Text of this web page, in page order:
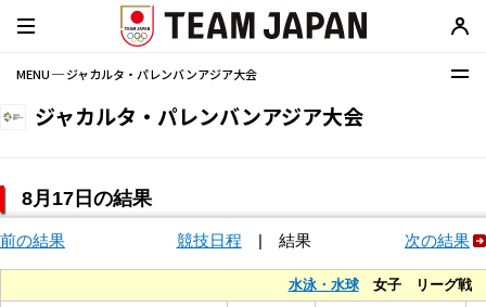
MENU ─ ジャカルタ・パレンバンアジア大会
ジャカルタ・パレンバンアジア大会
8月17日の結果
前の結果 競技日程 | 結果 次の結果
水泳・水球女子 リーグ戦